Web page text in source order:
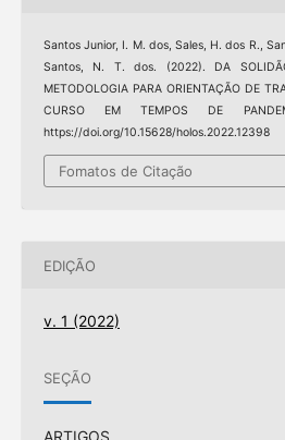
Santos Junior, I. M. dos, Sales, H. dos R.,
Santos, N. T. dos. (2022). DA
METODOLOGIA PARA ORIENTAÇÃO DE
CURSO EM TEMPOS DE
https://doi.org/10.15628/holos.2022.12398
Fomatos de Citação
EDIÇÃO
v. 1 (2022)
SEÇÃO